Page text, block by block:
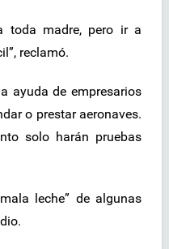
toda madre, pero ir a
reclamó.
ayuda de empresarios
o prestar aeronaves.
solo harán pruebas
leche” de algunas